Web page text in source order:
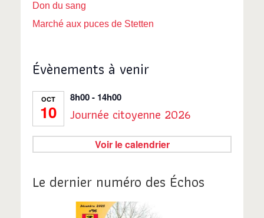
Don du sang
Marché aux puces de Stetten
Évènements à venir
OCT
10
8h00- 14h00
Journée citoyenne 2026
Voir le calendrier
Le dernier numéro des Échos